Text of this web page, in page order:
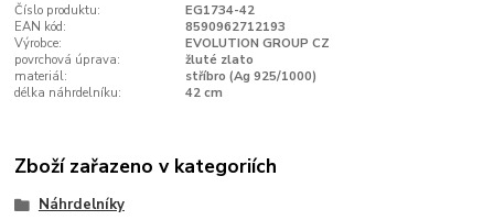
Číslo produktu:
EG1734-42
EAN kód:
8590962712193
Výrobce:
EVOLUTION GROUP CZ
povrchová úprava:
žluté zlato
materiál:
stříbro (Ag 925/1000)
délka náhrdelníku:
42 cm
Zboží zařazeno v kategoriích
Náhrdelníky